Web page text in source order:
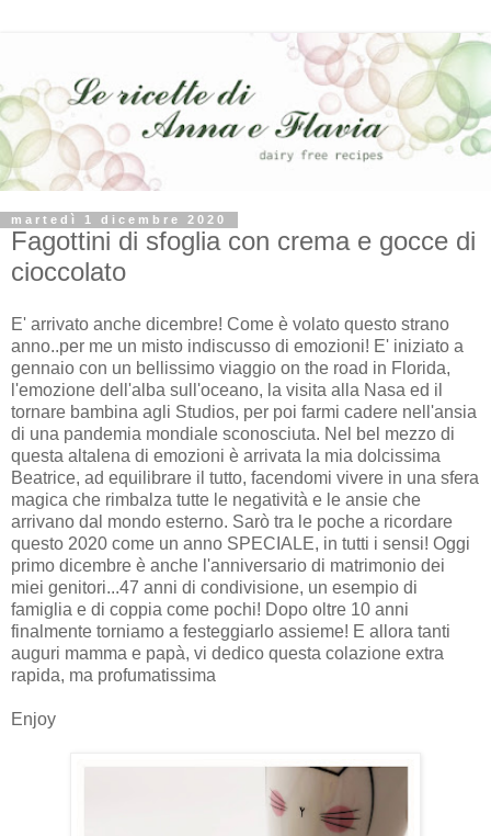
martedì 1 dicembre 2020
Fagottini di sfoglia con crema e gocce di
cioccolato
E' arrivato anche dicembre! Come è volato questo strano
anno..per me un misto indiscusso di emozioni! E' iniziato a
gennaio con un bellissimo viaggio on the road in Florida,
l'emozione dell'alba sull'oceano, la visita alla Nasa ed il
tornare bambina agli Studios, per poi farmi cadere nell'ansia
di una pandemia mondiale sconosciuta. Nel bel mezzo di
questa altalena di emozioni è arrivata la mia dolcissima
Beatrice, ad equilibrare il tutto, facendomi vivere in una sfera
magica che rimbalza tutte le negatività e le ansie che
arrivano dal mondo esterno. Sarò tra le poche a ricordare
questo 2020 come un anno SPECIALE, in tutti i sensi! Oggi
primo dicembre è anche l'anniversario di matrimonio dei
miei genitori...47 anni di condivisione, un esempio di
famiglia e di coppia come pochi! Dopo oltre 10 anni
finalmente torniamo a festeggiarlo assieme! E allora tanti
auguri mamma e papà, vi dedico questa colazione extra
rapida, ma profumatissima
Enjoy